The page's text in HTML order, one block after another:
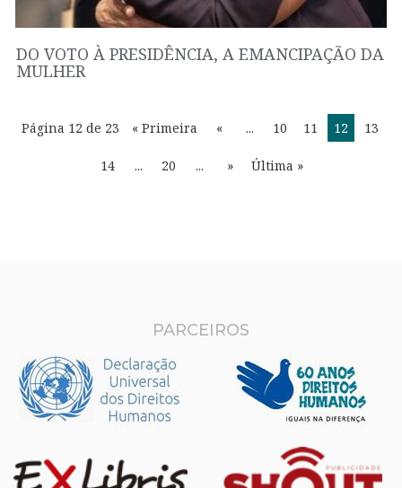
DO VOTO À PRESIDÊNCIA, A EMANCIPAÇÃO DA
MULHER
Página 12 de 23 « Primeira « ... 10 11 12 13
14 ... 20 ... » Última »
PARCEIROS